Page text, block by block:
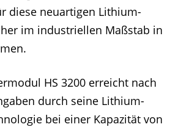
diese neuartigen Lithium-
im industriellen Maßstab in
HS 3200 erreicht nach
durch seine Lithium-
bei einer Kapazität von